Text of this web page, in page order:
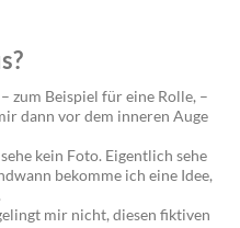
zum Beispiel für eine Rolle, –
dann vor dem inneren Auge
kein Foto. Eigentlich sehe
bekomme ich eine Idee,
mir nicht, diesen fiktiven